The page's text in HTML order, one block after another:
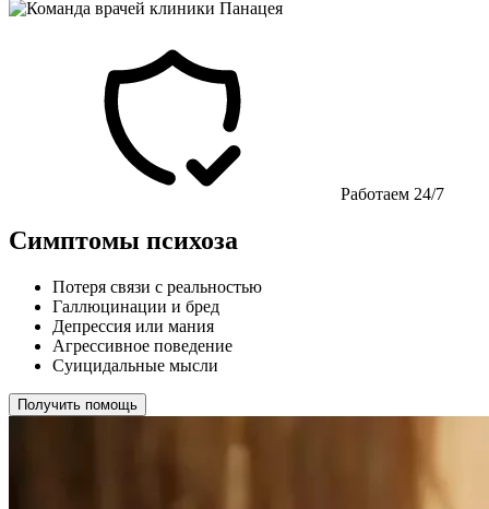
Работаем 24/7
Симптомы психоза
Потеря связи с реальностью
Галлюцинации и бред
Депрессия или мания
Агрессивное поведение
Суицидальные мысли
Получить помощь